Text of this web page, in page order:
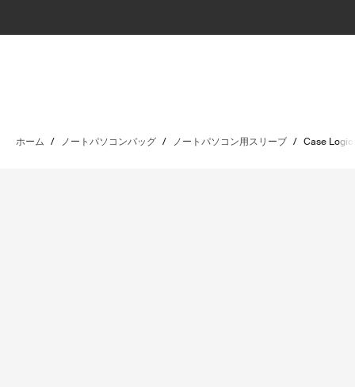
ホーム / ノートパソコンバッグ / ノートパソコン用スリーブ / Case